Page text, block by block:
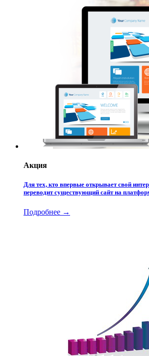
Акция
Для тех, кто впервые открывает свой
переводит существующий сайт на
Подробнее →